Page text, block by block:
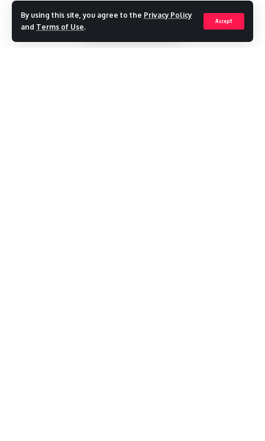
By using this site, you agree to the Privacy Policy
and Terms of Use.
Accept